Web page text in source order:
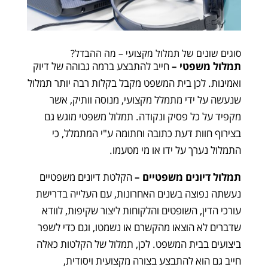
סוגים שונים של תמלול מקצועי – מה ההבדל?
תמלול משפטי –חייב להתבצע ברמה גבוהה של דיוק
ואמינות. לכן בית המשפט מקבל בקלות רבה יותר תמלול
שנעשה על ידי מתמלל מקצועי, מנוסה וותיק, אשר
מקפיד על כל פסיק ונקודה. תמלול משפטי מוגש גם
בצירוף חוות דעת כתובה וחתומה ע"י המתמלל, כי
התמלול נערך על ידו או מי מטעמו.
תמלול דיונים משפטיים –הקלטת דיונים משפטיים
נעשתה נפוצה בשנים האחרונות, עם העלייה בדרישת
עורכי הדין, השופטים והלקוחות ליצור שקיפות, לוודא
שדברים לא הוצאו מהקשרם או נשמטו, וגם כדי לשפר
ביצועים בבית המשפט. לכן, תמלול של הקלטות כאלה
חייב גם הוא להתבצע בצורה מקצועית ויסודית,